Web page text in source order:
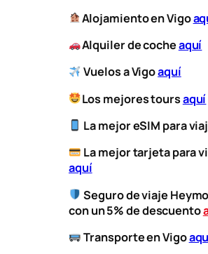
Alojamiento en Vigo
Alquiler de cocheaquí
Vuelos a Vigoaquí
Los mejores toursaquí
La mejor eSIM para
La mejor tarjeta para
aquí
Seguro de viaje
con un 5% de descuento
​Transporteen Vigo